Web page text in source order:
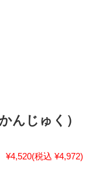
んじゅく）
¥4,520(税込 ¥4,972)